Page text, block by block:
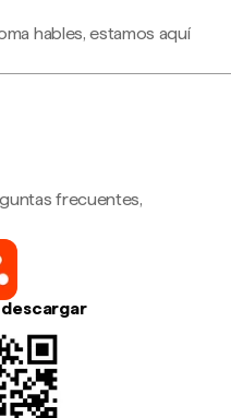
hables, estamos aquí
frecuentes,
descargar